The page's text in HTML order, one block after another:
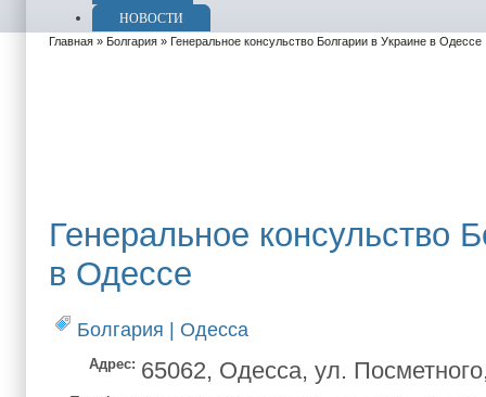
НОВОСТИ
Главная » Болгария » Генеральное консульство Болгарии в Украине в Одессе
Генеральное консульство
в Одессе
Болгария Одесса
Адрес 65062, Одесса, ул.